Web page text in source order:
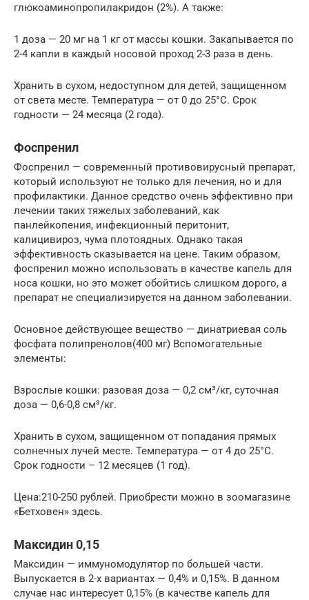
глюкоаминопропилакридон (2%). А также:
1 доза — 20 мг на 1 кг от массы кошки. Закапывается по
2-4 капли в каждый носовой проход 2-3 раза в день.
Хранить в сухом, недоступном для детей, защищенном
от света месте. Температура — от 0 до 25°С. Срок
годности — 24 месяца (2 года).
Фоспренил
Фоспренил — современный противовирусный препарат,
который используют не только для лечения, но и для
профилактики. Данное средство очень эффективно при
лечении таких тяжелых заболеваний, как
панлейкопения, инфекционный перитонит,
калицивироз, чума плотоядных. Однако такая
эффективность сказывается на цене. Таким образом,
фоспренил можно использовать в качестве капель для
носа кошки, но это может обойтись слишком дорого, а
препарат не специализируется на данном заболевании.
Основное действующее вещество — динатриевая соль
фосфата полипренолов(400 мг) Вспомогательные
элементы:
Взрослые кошки: разовая доза — 0,2 см³/кг, суточная
доза — 0,6-0,8 см³/кг.
Хранить в сухом, защищенном от попадания прямых
солнечных лучей месте. Температура — от 4 до 25°С.
Срок годности – 12 месяцев (1 год).
Цена:210-250 рублей. Приобрести можно в зоомагазине
«Бетховен» здесь.
Максидин 0,15
Максидин — иммуномодулятор по большей части.
Выпускается в 2-х вариантах — 0,4% и 0,15%. В данном
случае нас интересует 0,15% (в качестве капель для